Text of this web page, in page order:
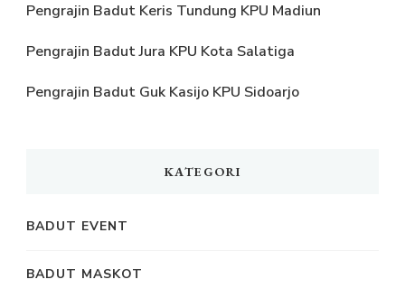
Pengrajin Badut Keris Tundung KPU Madiun
Pengrajin Badut Jura KPU Kota Salatiga
Pengrajin Badut Guk Kasijo KPU Sidoarjo
KATEGORI
BADUT EVENT
BADUT MASKOT